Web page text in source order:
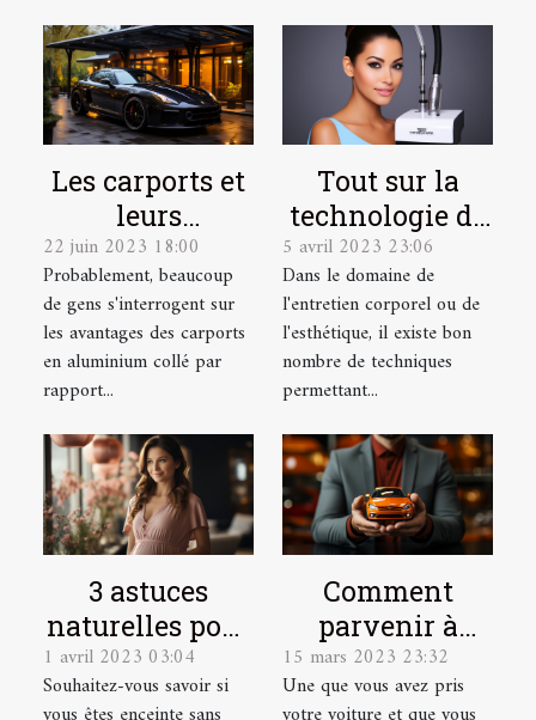
Les carports et
leurs
avantages
22 juin 2023 18:00
Probablement, beaucoup
de gens s'interrogent sur
les avantages des carports
en aluminium collé par
rapport...
Tout sur la
technologie de
l'Hydrafacial
5 avril 2023 23:06
Dans le domaine de
l'entretien corporel ou de
l'esthétique, il existe bon
nombre de techniques
permettant...
3 astuces
naturelles pour
détecter une
grossesse
1 avril 2023 03:04
Souhaitez-vous savoir si
Comment
parvenir à
dénicher une
bonne
15 mars 2023 23:32
Une que vous avez pris